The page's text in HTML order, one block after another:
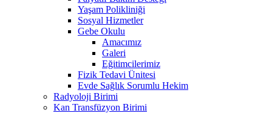
Yaşam Polikliniği
Sosyal Hizmetler
Gebe Okulu
Amacımız
Galeri
Eğitimcilerimiz
Fizik Tedavi Ünitesi
Evde Sağlık Sorumlu Hekim
Radyoloji Birimi
Kan Transfüzyon Birimi